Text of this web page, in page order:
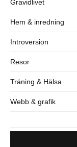
Gravidlivet
Hem & inredning
Introversion
Resor
Träning & Hälsa
Webb & grafik